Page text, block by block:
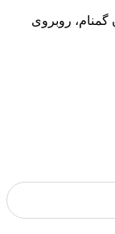
گمنام، روبروی